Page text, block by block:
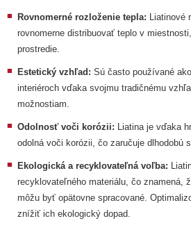
Rovnomerné rozloženie tepla: Liatinové
rovnomerne distribuovať teplo v
prostredie.
Estetický vzhľad: Sú často používané
interiéroch vďaka svojmu tradičnému
možnostiam.
Odolnosť voči korózii: Liatina je vďaka
odolná voči korózii, čo zaručuje dlhodobú
Ekologická a recyklovateľná voľba:
recyklovateľného materiálu, čo znamená,
môžu byť opätovne spracované.
znížiť ich ekologický dopad.